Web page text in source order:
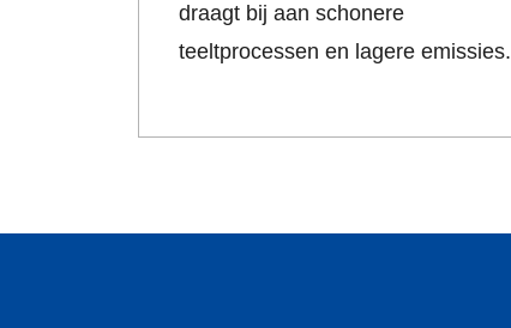
draagt bij aan schonere
teeltprocessen en lagere emissies.